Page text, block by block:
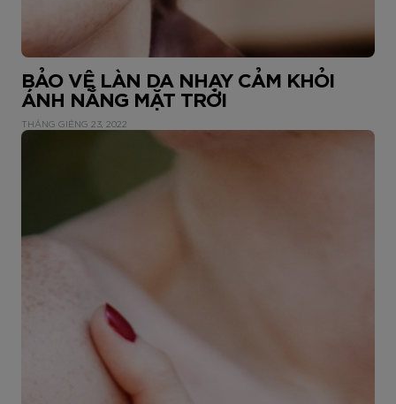
BẢO VỆ LÀN DA NHẠY CẢM KHỎI
ÁNH NẮNG MẶT TRỜI
THÁNG GIÊNG 23, 2022